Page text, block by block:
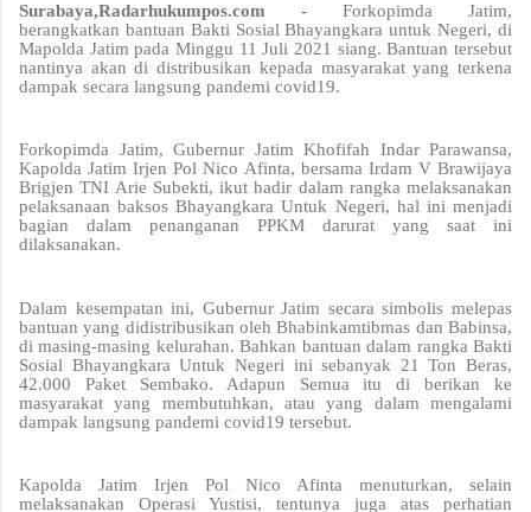
Surabaya,Radarhukumpos.com - Forkopimda Jatim,
berangkatkan bantuan Bakti Sosial Bhayangkara untuk Negeri, di
Mapolda Jatim pada Minggu 11 Juli 2021 siang. Bantuan tersebut
nantinya akan di distribusikan kepada masyarakat yang terkena
dampak secara langsung pandemi covid19.
Forkopimda Jatim, Gubernur Jatim Khofifah Indar Parawansa,
Kapolda Jatim Irjen Pol Nico Afinta, bersama Irdam V Brawijaya
Brigjen TNI Arie Subekti, ikut hadir dalam rangka melaksanakan
pelaksanaan baksos Bhayangkara Untuk Negeri, hal ini menjadi
bagian dalam penanganan PPKM darurat yang saat ini
dilaksanakan.
Dalam kesempatan ini, Gubernur Jatim secara simbolis melepas
bantuan yang didistribusikan oleh Bhabinkamtibmas dan Babinsa,
di masing-masing kelurahan. Bahkan bantuan dalam rangka Bakti
Sosial Bhayangkara Untuk Negeri ini sebanyak 21 Ton Beras,
42.000 Paket Sembako. Adapun Semua itu di berikan ke
masyarakat yang membutuhkan, atau yang dalam mengalami
dampak langsung pandemi covid19 tersebut.
Kapolda Jatim Irjen Pol Nico Afinta menuturkan, selain
melaksanakan Operasi Yustisi, tentunya juga atas perhatian